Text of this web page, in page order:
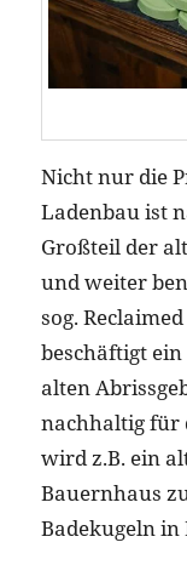
Nicht nur die
Ladenbau ist
Großteil der
und weiter
sog.
beschäftigt
alten
nachhaltig für
wird z.B. ein
Bauernhaus
Badekugeln